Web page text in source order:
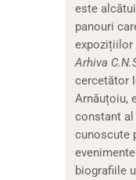
este
panouri
expozițiilor
Arhiva
cercetător
Arnăuțoiu,
constant
cunoscute
biografiile